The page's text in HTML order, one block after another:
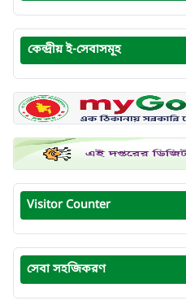
কেন্দ্রীয় ই-সেবাসমূহ
Visitor Counter
সেবা সহজিকরণ